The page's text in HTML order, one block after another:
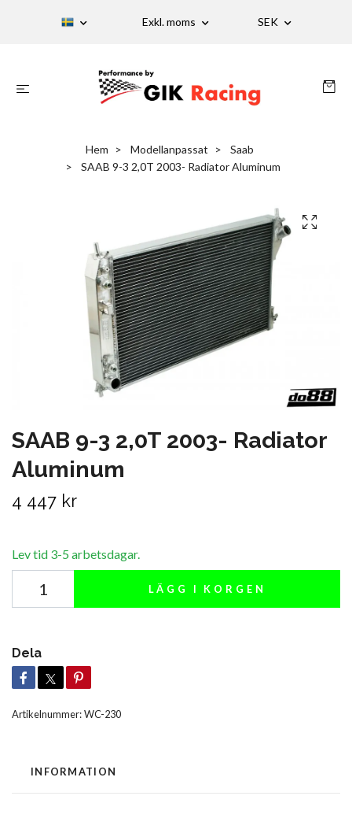
Exkl. moms SEK
Hem Modellanpassat
Saab
SAAB 9-3 2,0T 2003- Radiator Aluminum
SAAB 9-3 2,0T 2003- Radiator
Aluminum
4 447 kr
Lev tid 3-5 arbetsdagar.
LÄGG I KORGEN
Dela
Artikelnummer:WC-230
INFORMATION